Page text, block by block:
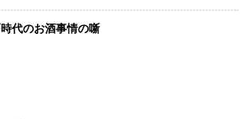
代のお酒事情の噺